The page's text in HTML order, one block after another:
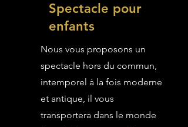
Spectacle pour
enfants
Nous vous proposons un
spectacle hors du commun,
intemporel à la fois moderne
et antique, il vous
transportera dans le monde